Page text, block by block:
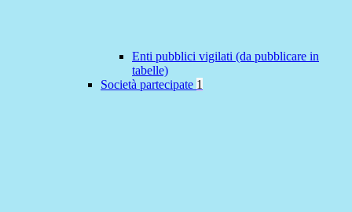
Enti pubblici vigilati (da pubblicare in
tabelle)
Società partecipate 1